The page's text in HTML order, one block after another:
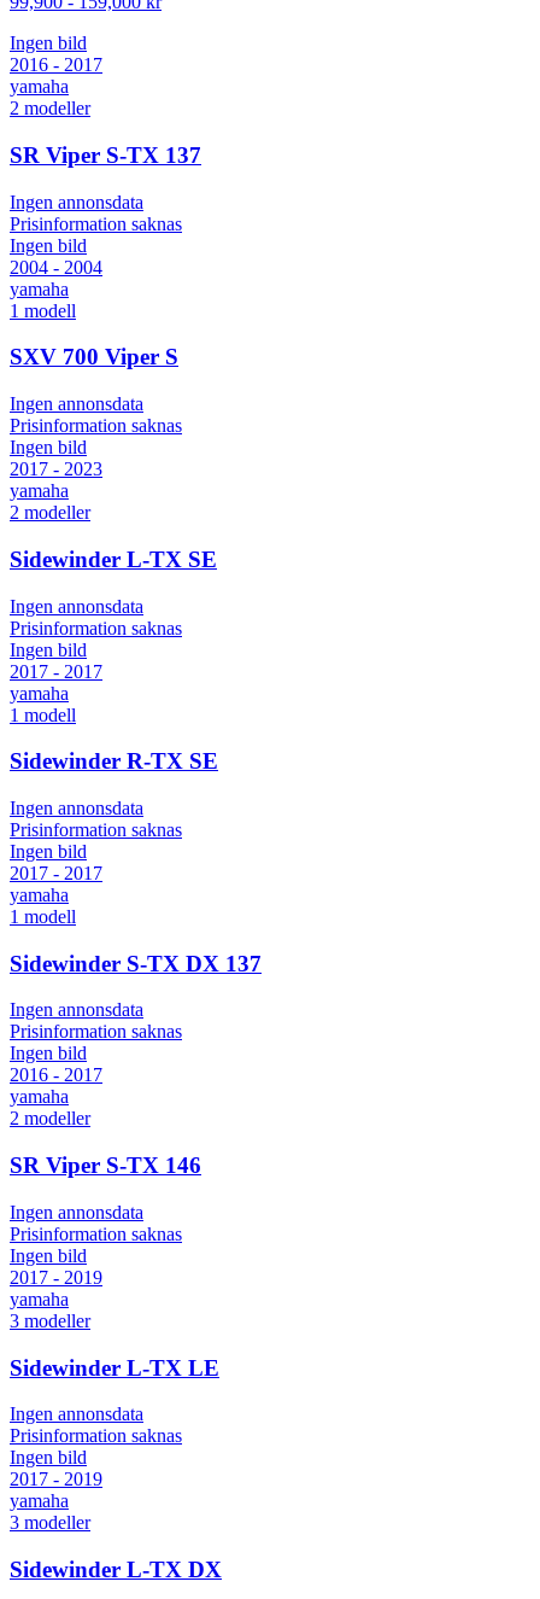
Ingen bild
2016 - 2017
yamaha
2 modeller
SR Viper S-TX 137
Ingen annonsdata
Prisinformation saknas
Ingen bild
2004 - 2004
yamaha
1 modell
SXV 700 Viper S
Ingen annonsdata
Prisinformation saknas
Ingen bild
2017 - 2023
yamaha
2 modeller
Sidewinder L-TX SE
Ingen annonsdata
Prisinformation saknas
Ingen bild
2017 - 2017
yamaha
1 modell
Sidewinder R-TX SE
Ingen annonsdata
Prisinformation saknas
Ingen bild
2017 - 2017
yamaha
1 modell
Sidewinder S-TX DX 137
Ingen annonsdata
Prisinformation saknas
Ingen bild
2016 - 2017
yamaha
2 modeller
SR Viper S-TX 146
Ingen annonsdata
Prisinformation saknas
Ingen bild
2017 - 2019
yamaha
3 modeller
Sidewinder L-TX LE
Ingen annonsdata
Prisinformation saknas
Ingen bild
2017 - 2019
yamaha
3 modeller
Sidewinder L-TX DX